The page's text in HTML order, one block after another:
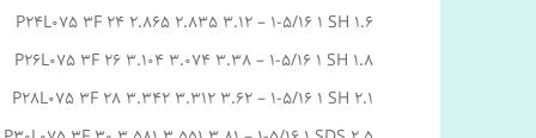
P24L075 3F 24 2.865 2.835 3.12 – 1-5/16 1 SH 1.6
P26L075 3F 26 3.104 3.074 3.38 – 1-5/16 1 SH 1.8
P28L075 3F 28 3.342 3.312 3.62 – 1-5/16 1 SH 2.1